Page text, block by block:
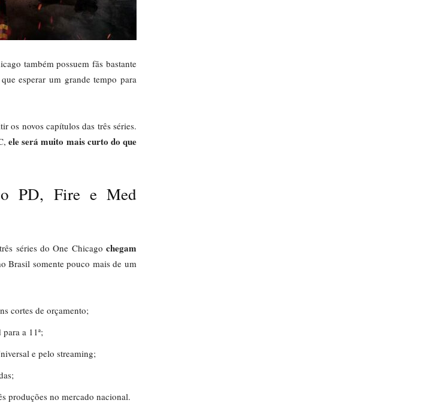
também possuem fãs bastante
esperar um grande tempo para
os novos capítulos das três séries.
ele será muito mais curto do que
PD, Fire e Med
séries do One Chicago chegam
Brasil somente pouco mais de um
cortes de orçamento;
a 11ª;
e pelo streaming;
produções no mercado nacional.